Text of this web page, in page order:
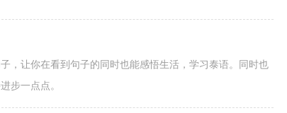
，让你在看到句子的同时也能感悟生活，学习泰语。同时也
步一点点。